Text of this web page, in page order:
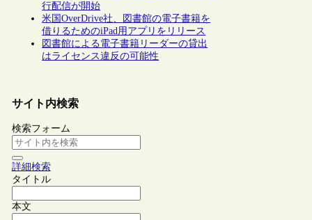
行配信が開始
米国OverDrive社、図書館の電子書籍を
借りるためのiPad用アプリをリリース
図書館による電子書籍リーダーの貸出
はライセンス違反の可能性
サイト内検索
検索フォーム
詳細検索
タイトル
本文